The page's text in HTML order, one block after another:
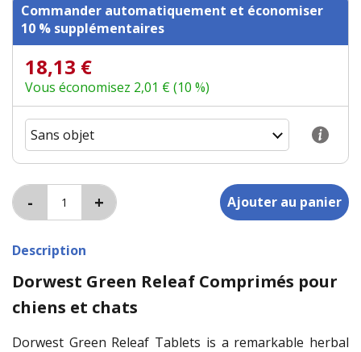
Commander automatiquement et économiser
10 % supplémentaires
18,13 €
Vous économisez 2,01 € (10 %)
Description
Dorwest Green Releaf Comprimés pour
chiens et chats
Dorwest Green Releaf Tablets is a remarkable herbal